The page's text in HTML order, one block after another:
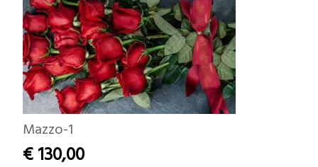
Mazzo-1
€ 130,00